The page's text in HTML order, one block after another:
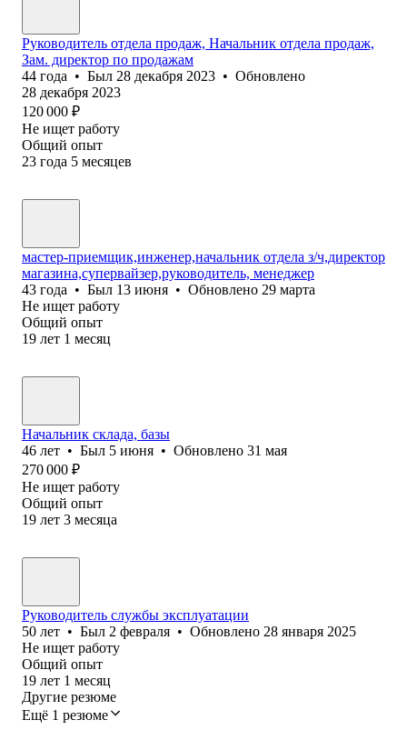
Руководитель отдела продаж, Начальник отдела продаж,
Зам. директор по продажам
44 года • Был 28 декабря 2023 • Обновлено
28 декабря 2023
120 000 ₽
Не ищет работу
Общий опыт
23 года 5 месяцев
мастер-приемщик,инженер,начальник отдела з/ч,директор
магазина,супервайзер,руководитель, менеджер
43 года • Был 13 июня • Обновлено 29 марта
Не ищет работу
Общий опыт
19 лет 1 месяц
Начальник склада, базы
46 лет • Был 5 июня • Обновлено 31 мая
270 000 ₽
Не ищет работу
Общий опыт
19 лет 3 месяца
Руководитель службы эксплуатации
50 лет • Был 2 февраля • Обновлено 28 января 2025
Не ищет работу
Общий опыт
19 лет 1 месяц
Другие резюме
Ещё 1 резюме